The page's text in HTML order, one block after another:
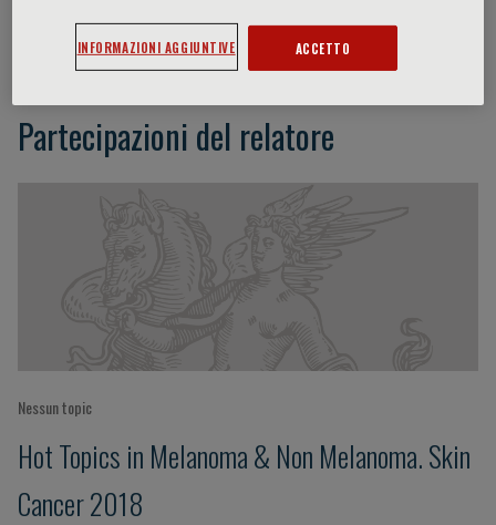
Lorenzo Cerroni
Partecipazioni del relatore
Nessun topic
Hot Topics in Melanoma & Non Melanoma. Skin
Cancer 2018
INFORMAZIONI AGGIUNTIVE ACCETTO